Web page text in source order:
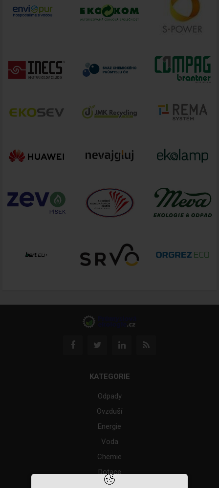
KATEGORIE
Odpady
Ovzduší
Energie
Voda
Chemie
Dotace